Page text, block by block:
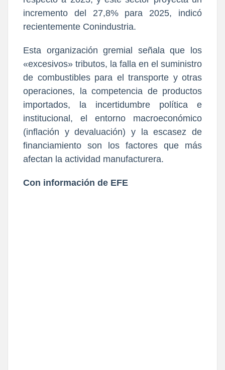
incremento del 27,8% para 2025, indicó
recientemente Conindustria.
Esta organización gremial señala que los
«excesivos» tributos, la falla en el suministro
de combustibles para el transporte y otras
operaciones, la competencia de productos
importados, la incertidumbre política e
institucional, el entorno macroeconómico
(inflación y devaluación) y la escasez de
financiamiento son los factores que más
afectan la actividad manufacturera.
Con información de EFE